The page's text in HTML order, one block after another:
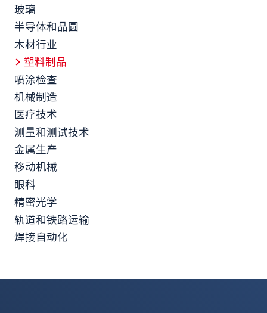
玻璃
半导体和晶圆
木材行业
塑料制品
喷涂检查
机械制造
医疗技术
测量和测试技术
金属生产
移动机械
眼科
精密光学
轨道和铁路运输
焊接自动化